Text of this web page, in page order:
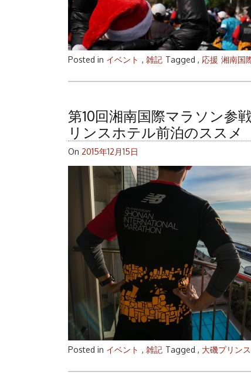
Posted in イベント , 雑記 Tagged , 応援 湘南国
第10回湘南国際マラソン参
リンスホテル前泊のススメ
On 2015年12月15日
Posted in イベント , 雑記 Tagged , 大磯プリン